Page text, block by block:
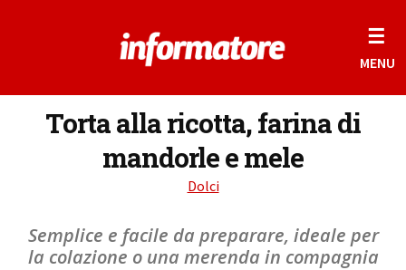
☰
MENU
Torta alla ricotta, farina di
mandorle e mele
Dolci
Semplice e facile da preparare, ideale per
la colazione o una merenda in compagnia